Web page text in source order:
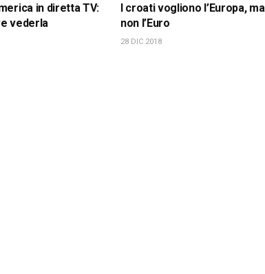
in diretta TV:
vederla
I croati vogliono l’Europa, ma
non l’Euro
28 DIC 2018